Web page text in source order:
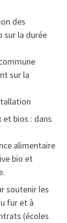
des
sur la durée
sur la
et bios : dans
alimentaire
bio et
soutenir les
fur et à
(écoles